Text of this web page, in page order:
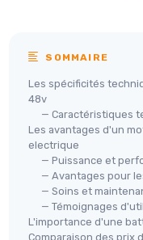
SOMMAIRE
Les spécificités
48v
— Caractéristiques
Les avantages d'un
electrique
— Puissance et
— Avantages pour
— Soins et
— Témoignages
L'importance d'une
Comparaison des prix